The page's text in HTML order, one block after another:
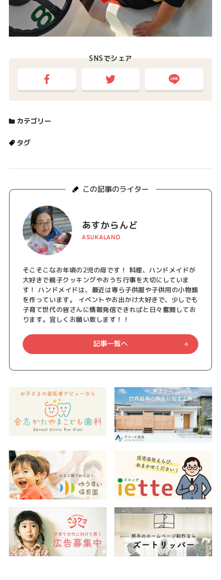
SNSでシェア
カテゴリー
タグ
この記事のライター
あすからんど
ASUKALAND
そこそこなお年頃の2児の母です！ 料理、ハンドメイドが
大好きで親子クッキングやおうち行事を大切にしていま
す！ ハンドメイドは、最近は専ら子供服や子供用の小物類
を作っています。 イベントやお出かけ大好きで、少しでも
子育て世代の皆さんに情報発信できればと日々奮闘してお
ります。宜しくお願い致します！！
記事一覧へ